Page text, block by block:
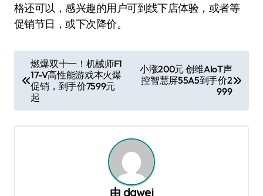
格还可以，感兴趣的用户可到线下店体验，或者等
促销节日，或下次降价。
章
燃爆双十一！机械师F1
17-V高性能游戏本火爆
促销，到手价7599元
起
小涨200元 创维AIoT声
控智慧屏55A5到手价2
999
由 dawei